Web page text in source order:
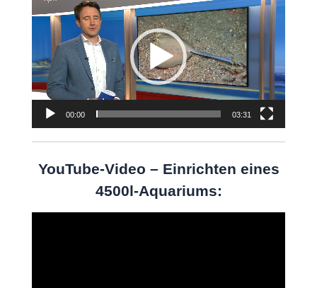
Player
00:00 03:31
YouTube-Video – Einrichten eines
4500l-Aquariums: